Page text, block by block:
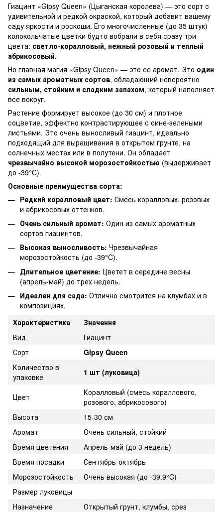
Гиацинт «Gipsy Queen» (Цыганская королева) — это сорт с
удивительной и редкой окраской, который добавит вашему
саду яркости и роскоши. Его многочисленные (до 35 штук)
колокольчатые цветки будто вобрали в себя сразу три
цвета: светло-коралловый, нежный розовый и теплый
абрикосовый.
Но главная магия «Gipsy Queen» — это ее аромат. Это один
из самых ароматных сортов, обладающий невероятно
сильным, стойким и сладким запахом, который наполняет
все вокруг.
Растение формирует высокое (до 30 см) и плотное
соцветие, эффектно контрастирующее с сине-зелеными
листьями. Это очень выносливый гиацинт, идеально
подходящий для выращивания в открытом грунте, на
солнечных местах или в полутени. Он обладает
чрезвычайно высокой морозостойкостью (выдерживает
до -39°C).
Основные преимущества сорта:
Редкий коралловый цвет: Смесь коралловых, розовых
и абрикосовых оттенков.
Очень сильный аромат: Один из самых ароматных
сортов гиацинтов.
Высокая выносливость: Чрезвычайная
морозостойкость (до -39°C).
Длительное цветение: Цветет в середине весны
(апрель-май) до трех недель.
Идеален для сада: Отлично смотрится на клумбах и в
композициях.
Характеристика
Значення
Вид
Гиацинт
Сорт
Gipsy Queen
Количество в
упаковке
1 шт (луковица)
Цвет
Коралловый (смесь кораллового,
розового, абрикосового)
Высота
15-30 см
Аромат
Очень сильный, стойкий
Время цветения
Апрель-май (до 3 недель)
Время посадки
Сентябрь-октябрь
Морозостойкость
Очень высокая (до -39.9°C)
Размер луковицы
Назначение
Открытый грунт, клумбы, срез